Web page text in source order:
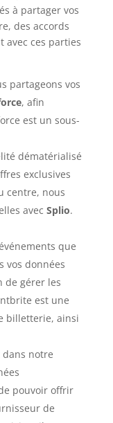
à partager vos
des accords
avec ces parties
partageons vos
, afin
est un sous-
dématérialisé
exclusives
centre, nous
avec Splio.
que
vos données
de gérer les
est une
billetterie, ainsi
dans notre
pouvoir offrir
de